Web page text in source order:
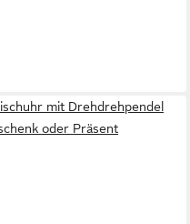
mit Drehdrehpendel
oder Präsent